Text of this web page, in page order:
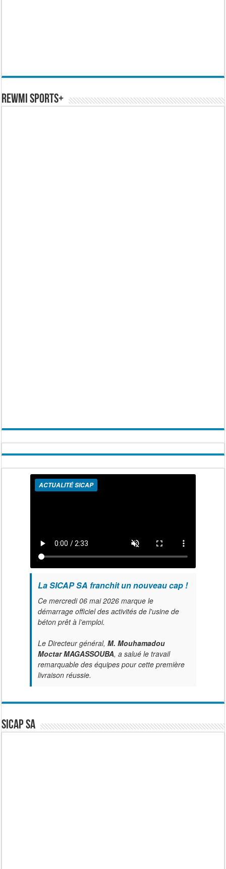
REWMI SPORTS+
ACTUALITÉ SICAP
La SICAP SA franchit un nouveau cap !
Ce mercredi 06 mai 2026 marque le
démarrage officiel des activités de l'usine de
béton prêt à l’emploi.
Le Directeur général, M. Mouhamadou
Moctar MAGASSOUBA, a salué le travail
remarquable des équipes pour cette première
livraison réussie.
SICAP SA